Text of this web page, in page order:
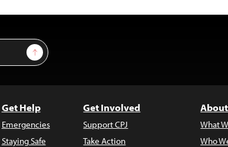
Sign Up
Get Help
Emergencies
Staying Safe
Get Involved
Support CPJ
Take Action
What
Who